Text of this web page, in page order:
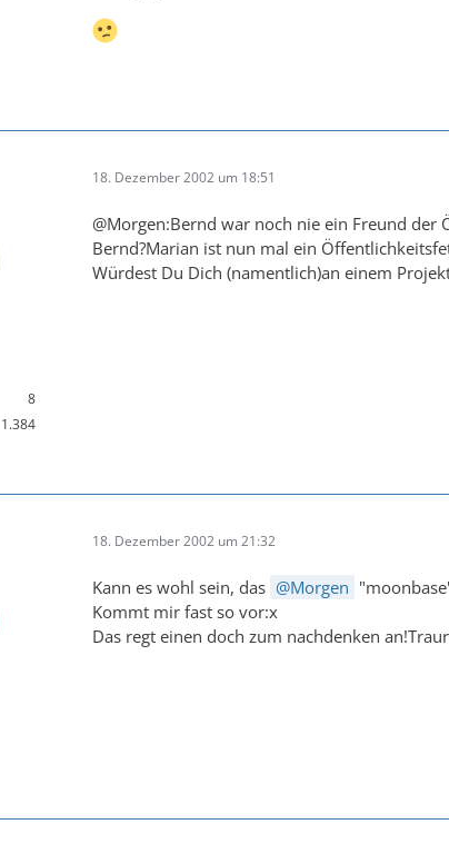
8
1.384
18. Dezember 2002 um 18:51
@Morgen:Bernd war noch nie ein Freund
Bernd?Marian ist nun mal ein
Würdest Du Dich (namentlich)an einem
18. Dezember 2002 um 21:32
Kann es wohl sein, das Morgen
Kommt mir fast so vor:x
Das regt einen doch zum nachdenken